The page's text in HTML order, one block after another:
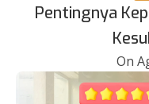
Pentingnya
On